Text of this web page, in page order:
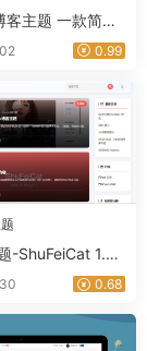
客主题 一款简约
博客日志类Type
0.99
-ShuFeiCat 1.3.
0.68